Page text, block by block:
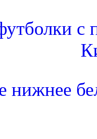
с
нижнее